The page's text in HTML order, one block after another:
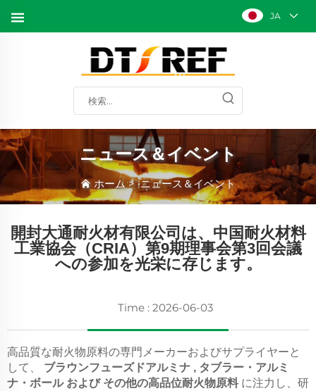
JA
ニュース＆イベント
ホーム>ニュース＆イベント
開封大通耐火材有限公司は、中国耐火材料
工業協会（CRIA）第9期理事会第3回会議
への参加を光栄に存じます。
Time : 2026-06-03
高品質な耐火物原料の専門メーカーおよびサプライヤーと
して、 ブラウンフューズドアルミナ , タブラー・アルミ
ナ・ボール および その他の高品位耐火物原料 に注力し、研